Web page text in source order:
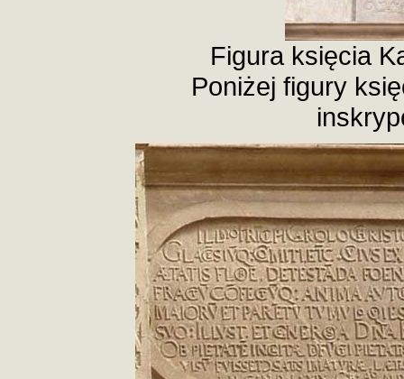
Figura księcia
Poniżej figury